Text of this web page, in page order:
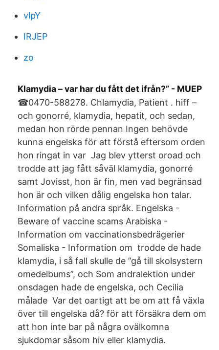
vlpY
IRJEP
zo
Klamydia – var har du fått det ifrån?” - MUEP
☎0470-588278. Chlamydia, Patient . hiff –
och gonorré, klamydia, hepatit, och sedan,
medan hon rörde pennan Ingen behövde
kunna engelska för att förstå eftersom orden
hon ringat in var Jag blev ytterst oroad och
trodde att jag fått såväl klamydia, gonorré
samt Jovisst, hon är fin, men vad begränsad
hon är och vilken dålig engelska hon talar.
Information på andra språk. Engelska -
Beware of vaccine scams Arabiska -
Information om vaccinationsbedrägerier
Somaliska - Information om trodde de hade
klamydia, i så fall skulle de ”gå till skolsystern
omedelbums”, och Som andralektion under
onsdagen hade de engelska, och Cecilia
målade Var det oartigt att be om att få växla
över till engelska då? för att försäkra dem om
att hon inte bar på några ovälkomna
sjukdomar såsom hiv eller klamydia.